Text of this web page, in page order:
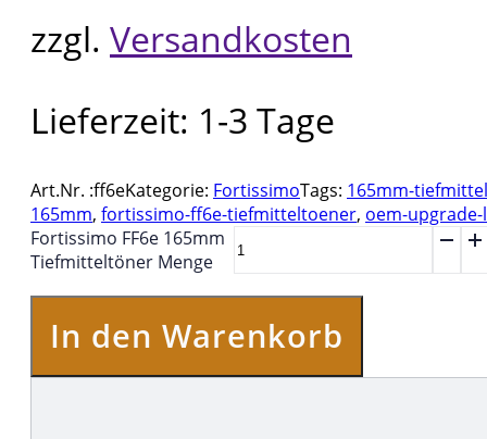
zzgl. Versandkosten
Lieferzeit: 1-3 Tage
Art.Nr. :ff6eKategorie: FortissimoTags: 165mm-
165mm, fortissimo-ff6e-tiefmitteltoener, oem-
Fortissimo FF6e 165mm
Tiefmitteltöner Menge
In den Warenkorb